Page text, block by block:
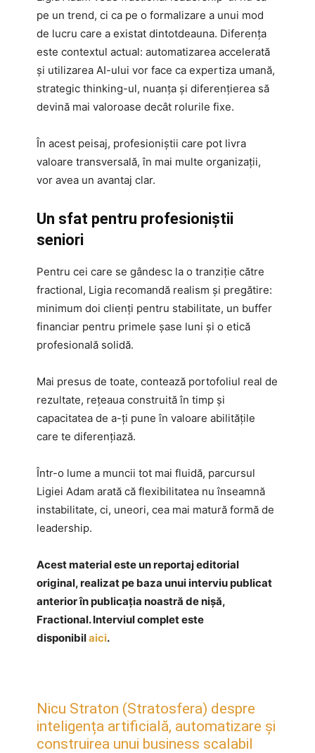
pe un trend, ci ca pe o formalizare a unui mod
de lucru care a existat dintotdeauna. Diferența
este contextul actual: automatizarea accelerată
și utilizarea AI-ului vor face ca expertiza umană,
strategic thinking-ul, nuanța și diferențierea să
devină mai valoroase decât rolurile fixe.
În acest peisaj, profesioniștii care pot livra
valoare transversală, în mai multe organizații,
vor avea un avantaj clar.
Un sfat pentru profesioniștii
seniori
Pentru cei care se gândesc la o tranziție către
fractional, Ligia recomandă realism și pregătire:
minimum doi clienți pentru stabilitate, un buffer
financiar pentru primele șase luni și o etică
profesională solidă.
Mai presus de toate, contează portofoliul real de
rezultate, rețeaua construită în timp și
capacitatea de a-ți pune în valoare abilitățile
care te diferențiază.
Într-o lume a muncii tot mai fluidă, parcursul
Ligiei Adam arată că flexibilitatea nu înseamnă
instabilitate, ci, uneori, cea mai matură formă de
leadership.
Acest material este un reportaj editorial
original, realizat pe baza unui interviu publicat
anterior în publicația noastră de nișă,
Fractional. Interviul complet este
disponibilaici.
Nicu Straton (Stratosfera) despre
inteligența artificială, automatizare și
construirea unui business scalabil